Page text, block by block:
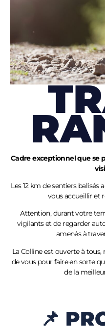
Cadre exceptionnel que se
Les 12 km de sentiers balisés
vous accueillir et
Attention, durant votre
vigilants et de regarder
amenés à
La Colline est ouverte à
de vous pour faire en sorte
de la
📌